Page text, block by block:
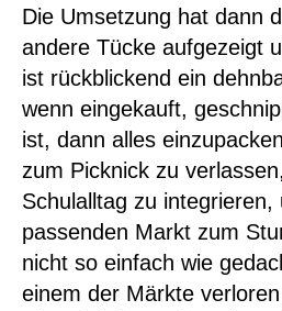
Die Umsetzung hat dann
andere Tücke aufgezeigt
ist rückblickend ein
wenn eingekauft,
ist, dann alles
zum Picknick zu
Schulalltag zu integrieren,
passenden Markt zum
nicht so einfach wie
einem der Märkte